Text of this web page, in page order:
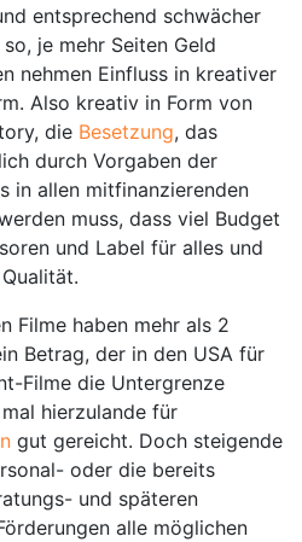
entsprechend schwächer
je mehr Seiten Geld
nehmen Einfluss in kreativer
Also kreativ in Form von
die Besetzung, das
durch Vorgaben der
in allen mitfinanzierenden
muss, dass viel Budget
und Label für alles und
Filme haben mehr als 2
Betrag, der in den USA für
Filme die Untergrenze
hierzulande für
gut gereicht. Doch steigende
oder die bereits
und späteren
alle möglichen